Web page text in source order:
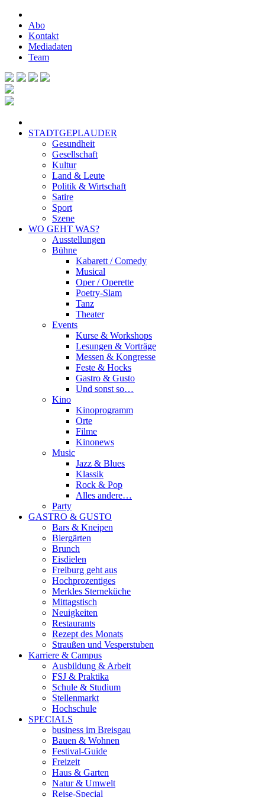
Abo
Kontakt
Mediadaten
Team
STADTGEPLAUDER
Gesundheit
Gesellschaft
Kultur
Land & Leute
Politik & Wirtschaft
Satire
Sport
Szene
WO GEHT WAS?
Ausstellungen
Bühne
Kabarett / Comedy
Musical
Oper / Operette
Poetry-Slam
Tanz
Theater
Events
Kurse & Workshops
Lesungen & Vorträge
Messen & Kongresse
Feste & Hocks
Gastro & Gusto
Und sonst so…
Kino
Kinoprogramm
Orte
Filme
Kinonews
Music
Jazz & Blues
Klassik
Rock & Pop
Alles andere…
Party
GASTRO & GUSTO
Bars & Kneipen
Biergärten
Brunch
Eisdielen
Freiburg geht aus
Hochprozentiges
Merkles Sterneküche
Mittagstisch
Neuigkeiten
Restaurants
Rezept des Monats
Straußen und Vesperstuben
Karriere & Campus
Ausbildung & Arbeit
FSJ & Praktika
Schule & Studium
Stellenmarkt
Hochschule
SPECIALS
business im Breisgau
Bauen & Wohnen
Festival-Guide
Freizeit
Haus & Garten
Natur & Umwelt
Reise-Special